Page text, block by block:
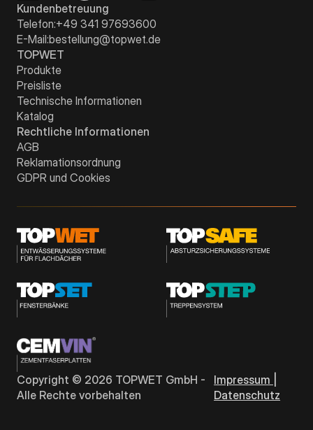
Kundenbetreuung
Telefon:+49 341 97693600
E-Mail:bestellung@topwet.de
TOPWET
Produkte
Preisliste
Technische Informationen
Katalog
Rechtliche Informationen
AGB
Reklamationsordnung
GDPR und Cookies
Copyright © 2026 TOPWET GmbH -
Alle Rechte vorbehalten
Impressum |
Datenschutz